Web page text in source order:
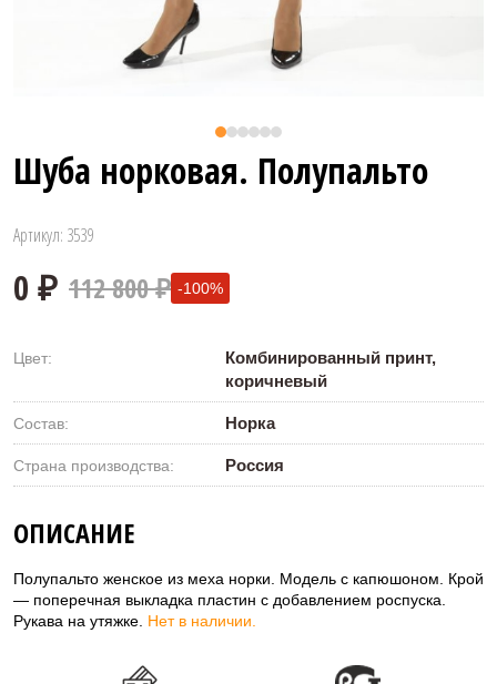
Шуба норковая. Полупальто
Артикул: 3539
0 ₽
112 800 ₽ -100%
Цвет:
Комбинированный принт,
коричневый
Состав: Норка
Страна производства: Россия
ОПИСАНИЕ
Полупальто женское из меха норки. Модель с капюшоном. Крой
— поперечная выкладка пластин с добавлением роспуска.
Рукава на утяжке. Нет в наличии.